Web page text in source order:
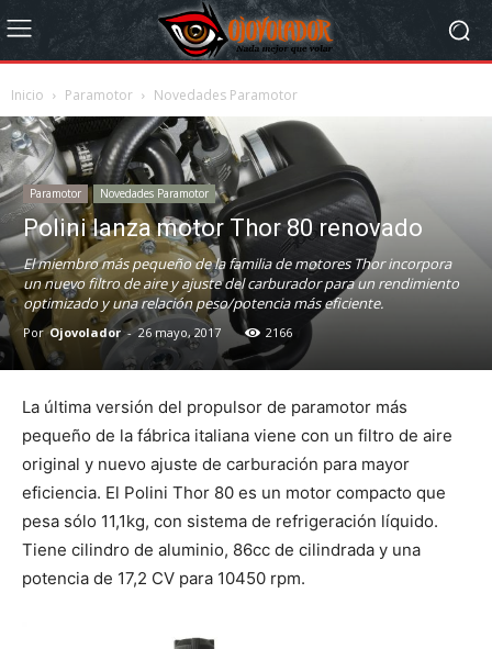
Inicio Paramotor Novedades Paramotor
Paramotor Novedades Paramotor
Polini lanza motor Thor 80 renovado
El miembro más pequeño de la familia de motores Thor incorpora
un nuevo filtro de aire y ajuste del carburador para un rendimiento
optimizado y una relación peso/potencia más eficiente.
Por Ojovolador - 26 mayo, 2017 2166
La última versión del propulsor de paramotor más
pequeño de la fábrica italiana viene con un filtro de aire
original y nuevo ajuste de carburación para mayor
eficiencia. El Polini Thor 80 es un motor compacto que
pesa sólo 11,1kg, con sistema de refrigeración líquido.
Tiene cilindro de aluminio, 86cc de cilindrada y una
potencia de 17,2 CV para 10450 rpm.